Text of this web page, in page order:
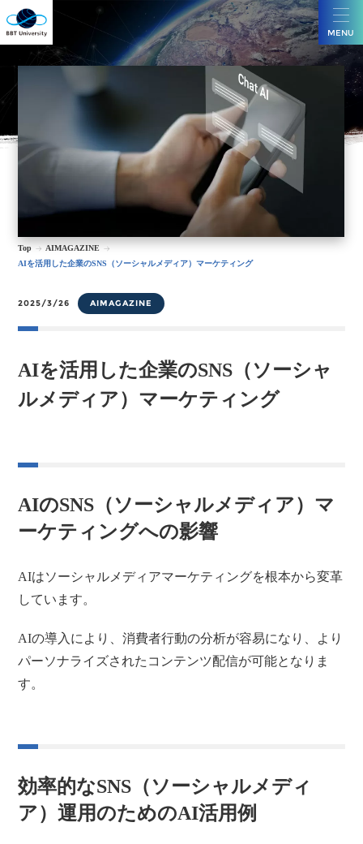
MENU
Top
AIMAGAZINE
AIを活用した企業のSNS（ソーシャルメディア）マーケティング
2025/3/26 AIMAGAZINE
AIを活用した企業のSNS（ソーシャ
ルメディア）マーケティング
AIのSNS（ソーシャルメディア）マ
ーケティングへの影響
AIはソーシャルメディアマーケティングを根本から変革
しています。
AIの導入により、消費者行動の分析が容易になり、より
パーソナライズされたコンテンツ配信が可能となりま
す。
効率的なSNS（ソーシャルメディ
ア）運用のためのAI活用例